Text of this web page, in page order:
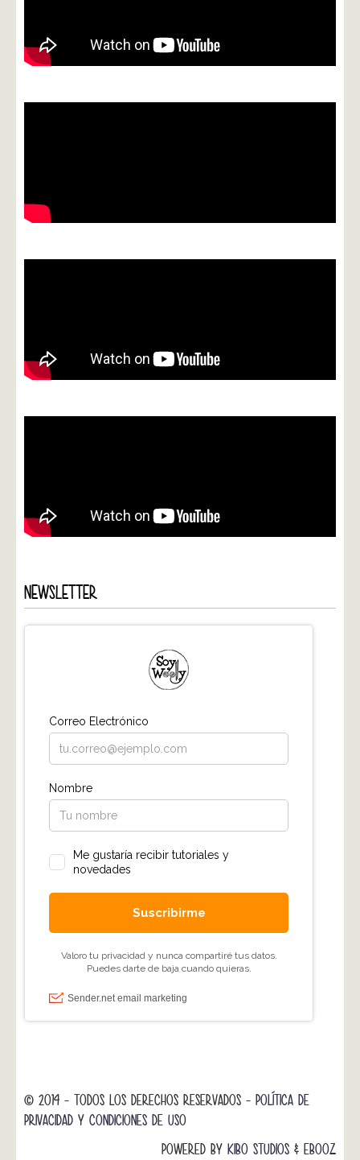
NEWSLETTER
© 2014 - TODOS LOS DERECHOS RESERVADOS - POLÍTICA DE
PRIVACIDAD Y CONDICIONES DE USO
POWERED BY KIBO STUDIOS & EBOOZ